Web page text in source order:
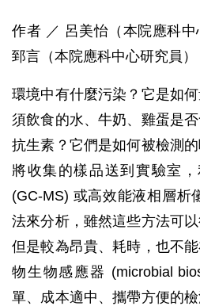
作者 ／ 呂美怡（本院應科
郅言（本院應科中心研究員）
環境中有什麼污染？它是如
須飲食的水、牛奶、雞蛋是
抗生素？它們是如何被檢測
將收集的樣品送到實驗室
(GC-MS) 或高效能液相層析
法來分析，雖然這些方法可
但是較為昂貴、耗時，也不
物生物感應器 (microbial
單、成本適中、攜帶方便的